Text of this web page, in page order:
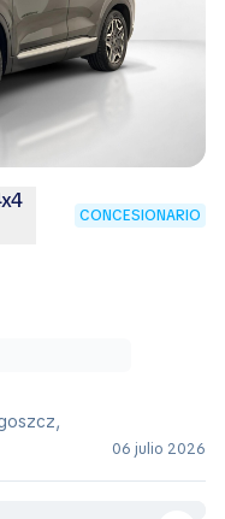
CONCESIONARIO
06 julio 2026